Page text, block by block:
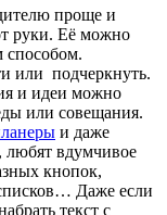
проще и
руки. Её можно
способом.
или подчеркнуть.
и идеи можно
или совещания.
и даже
вдумчивое
кнопок,
Даже если
текст с